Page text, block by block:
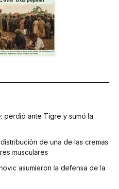
perdió ante Tigre y sumó la
de una de las cremas
musculares
asumieron la defensa de la